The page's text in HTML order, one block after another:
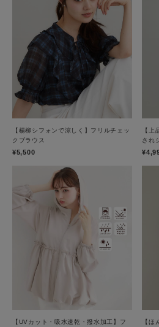
【楊柳シフォンで涼しく】フリルチェッ
クブラウス
¥5,500
【
され
【UVカット・吸水速乾・撥水加工】フ
【